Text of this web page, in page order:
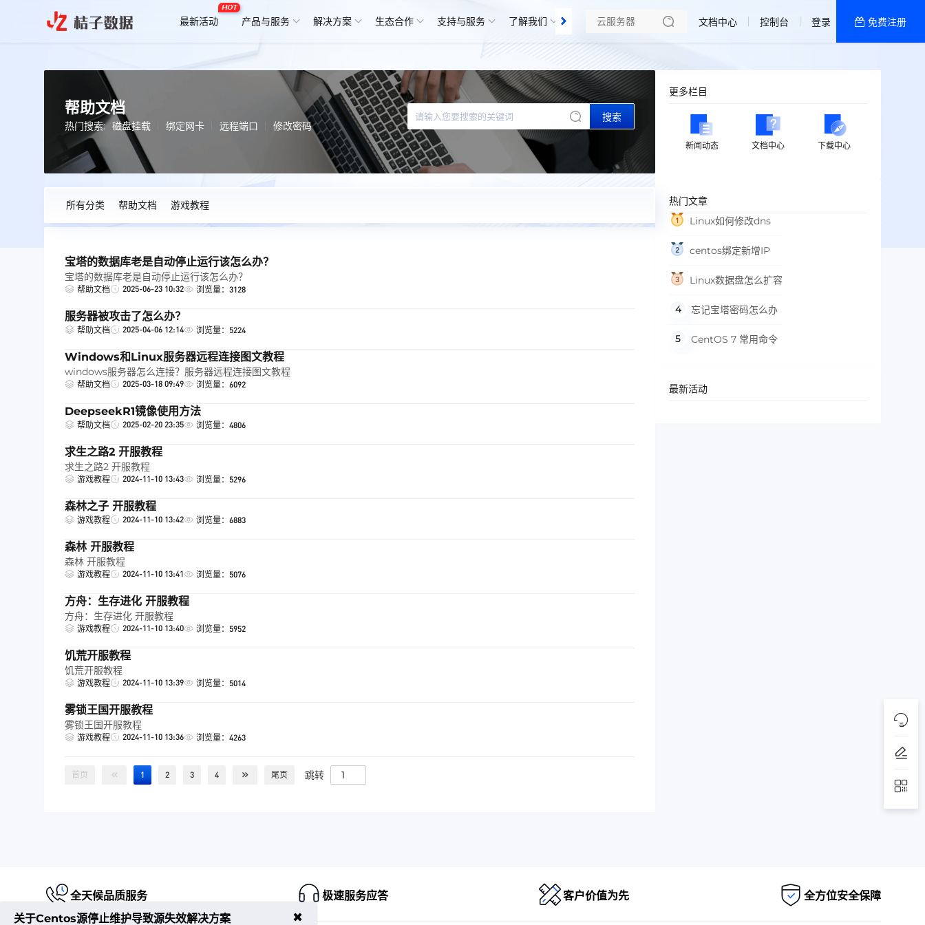
最新活动
HOT
产品与服务 解决方案 生态合作 支持与服务 了解我们
知识库
香港精品CN2云
文档中心 控制台 登录 免费注册
帮助文档
热门搜索: 磁盘挂载 绑定网卡 远程端口 修改密码
搜索
所有分类 帮助文档 游戏教程
宝塔的数据库老是自动停止运行该怎么办？
宝塔的数据库老是自动停止运行该怎么办？
帮助文档 2025-06-23 10:32 浏览量：3128
服务器被攻击了怎么办？
帮助文档 2025-04-06 12:14 浏览量：5224
Windows和Linux服务器远程连接图文教程
windows服务器怎么连接？服务器远程连接图文教程
帮助文档 2025-03-18 09:49 浏览量：6092
DeepseekR1镜像使用方法
帮助文档 2025-02-20 23:35 浏览量：4806
求生之路2 开服教程
求生之路2 开服教程
游戏教程 2024-11-10 13:43 浏览量：5296
森林之子 开服教程
游戏教程 2024-11-10 13:42 浏览量：6883
森林 开服教程
森林 开服教程
游戏教程 2024-11-10 13:41 浏览量：5076
方舟：生存进化 开服教程
方舟：生存进化 开服教程
游戏教程 2024-11-10 13:40 浏览量：5952
饥荒开服教程
饥荒开服教程
游戏教程 2024-11-10 13:39 浏览量：5014
雾锁王国开服教程
雾锁王国开服教程
游戏教程 2024-11-10 13:36 浏览量：4263
首页 1 2 3 4 尾页 跳转
更多栏目
新闻动态 文档中心 下载中心
热门文章
Linux如何修改dns
centos绑定新增IP
Linux数据盘怎么扩容
忘记宝塔密码怎么办
CentOS 7 常用命令
最新活动
全天候品质服务 极速服务应答 客户价值为先
全方位安全保障
关于Centos源停止维护导致源失效解决方案
✖